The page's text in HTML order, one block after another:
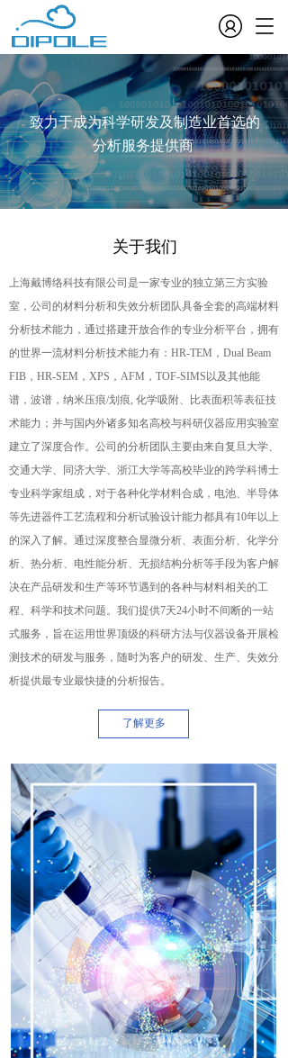
T
g
g
l
e
n
a
i
g
o
n
致力于成为科学研发及制造业首选的
分析服务提供商
关于我们
上海戴博络科技有限公司是一家专业的独立第三方实验
室，公司的材料分析和失效分析团队具备全套的高端材料
分析技术能力，通过搭建开放合作的专业分析平台，拥有
的世界一流材料分析技术能力有：HR-TEM，Dual Beam
FIB，HR-SEM，XPS，AFM，TOF-SIMS以及其他能
谱，波谱，纳米压痕/划痕, 化学吸附、比表面积等表征技
术能力；并与国内外诸多知名高校与科研仪器应用实验室
建立了深度合作。公司的分析团队主要由来自复旦大学、
交通大学、同济大学、浙江大学等高校毕业的跨学科博士
专业科学家组成，对于各种化学材料合成，电池、半导体
等先进器件工艺流程和分析试验设计能力都具有10年以上
的深入了解。通过深度整合显微分析、表面分析、化学分
析、热分析、电性能分析、无损结构分析等手段为客户解
决在产品研发和生产等环节遇到的各种与材料相关的工
程、科学和技术问题。我们提供7天24小时不间断的一站
式服务，旨在运用世界顶级的科研方法与仪器设备开展检
测技术的研发与服务，随时为客户的研发、生产、失效分
析提供最专业最快捷的分析报告。
了解更多